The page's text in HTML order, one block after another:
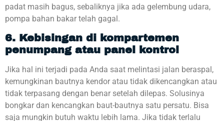
padat masih bagus, sebaliknya jika ada gelembung udara,
pompa bahan bakar telah gagal.
6. Kebisingan di kompartemen
penumpang atau panel kontrol
Jika hal ini terjadi pada Anda saat melintasi jalan beraspal,
kemungkinan bautnya kendor atau tidak dikencangkan atau
tidak terpasang dengan benar setelah dilepas. Solusinya
bongkar dan kencangkan baut-bautnya satu persatu. Bisa
saja mungkin butuh waktu lebih lama. Jika tidak terlalu